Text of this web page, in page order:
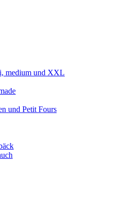
medium und XXL
und Petit Fours